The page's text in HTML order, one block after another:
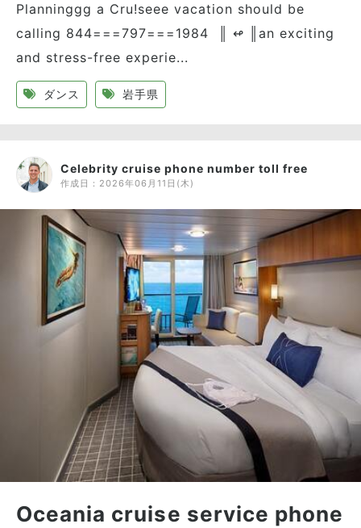
Planninggg a Cru!seee vacation should be
calling 844===797===1984 ║ ↫ ║an exciting
and stress-free experie...
ダンス 岩手県
Celebrity cruise phone number toll free
作成日： 2026年06月11日(木)
Oceania cruise service phone